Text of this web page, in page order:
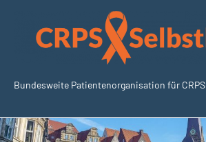
springen
SudeckSelbsthilfe.org
Bundesweite Patientenorganisation für CRPS